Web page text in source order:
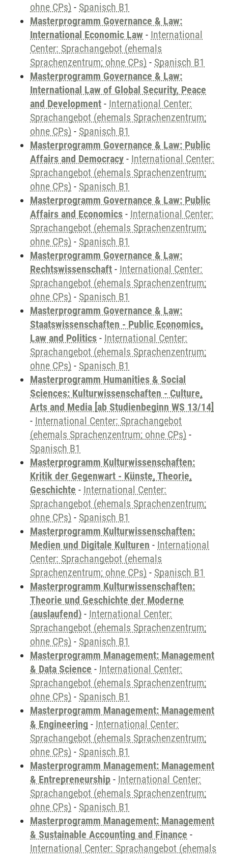
ohne CPs) - Spanisch B1
Masterprogramm Governance & Law:
International Economic Law - International
Center: Sprachangebot (ehemals
Sprachenzentrum; ohne CPs) - Spanisch B1
Masterprogramm Governance & Law:
International Law of Global Security, Peace
and Development - International Center:
Sprachangebot (ehemals Sprachenzentrum;
ohne CPs) - Spanisch B1
Masterprogramm Governance & Law: Public
Affairs and Democracy - International Center:
Sprachangebot (ehemals Sprachenzentrum;
ohne CPs) - Spanisch B1
Masterprogramm Governance & Law: Public
Affairs and Economics - International Center:
Sprachangebot (ehemals Sprachenzentrum;
ohne CPs) - Spanisch B1
Masterprogramm Governance & Law:
Rechtswissenschaft - International Center:
Sprachangebot (ehemals Sprachenzentrum;
ohne CPs) - Spanisch B1
Masterprogramm Governance & Law:
Staatswissenschaften - Public Economics,
Law and Politics - International Center:
Sprachangebot (ehemals Sprachenzentrum;
ohne CPs) - Spanisch B1
Masterprogramm Humanities & Social
Sciences: Kulturwissenschaften - Culture,
Arts and Media [ab Studienbeginn WS 13/14]
- International Center: Sprachangebot
(ehemals Sprachenzentrum; ohne CPs) -
Spanisch B1
Masterprogramm Kulturwissenschaften:
Kritik der Gegenwart - Künste, Theorie,
Geschichte - International Center:
Sprachangebot (ehemals Sprachenzentrum;
ohne CPs) - Spanisch B1
Masterprogramm Kulturwissenschaften:
Medien und Digitale Kulturen - International
Center: Sprachangebot (ehemals
Sprachenzentrum; ohne CPs) - Spanisch B1
Masterprogramm Kulturwissenschaften:
Theorie und Geschichte der Moderne
(auslaufend) - International Center:
Sprachangebot (ehemals Sprachenzentrum;
ohne CPs) - Spanisch B1
Masterprogramm Management: Management
& Data Science - International Center:
Sprachangebot (ehemals Sprachenzentrum;
ohne CPs) - Spanisch B1
Masterprogramm Management: Management
& Engineering - International Center:
Sprachangebot (ehemals Sprachenzentrum;
ohne CPs) - Spanisch B1
Masterprogramm Management: Management
& Entrepreneurship - International Center:
Sprachangebot (ehemals Sprachenzentrum;
ohne CPs) - Spanisch B1
Masterprogramm Management: Management
& Sustainable Accounting and Finance -
International Center: Sprachangebot (ehemals